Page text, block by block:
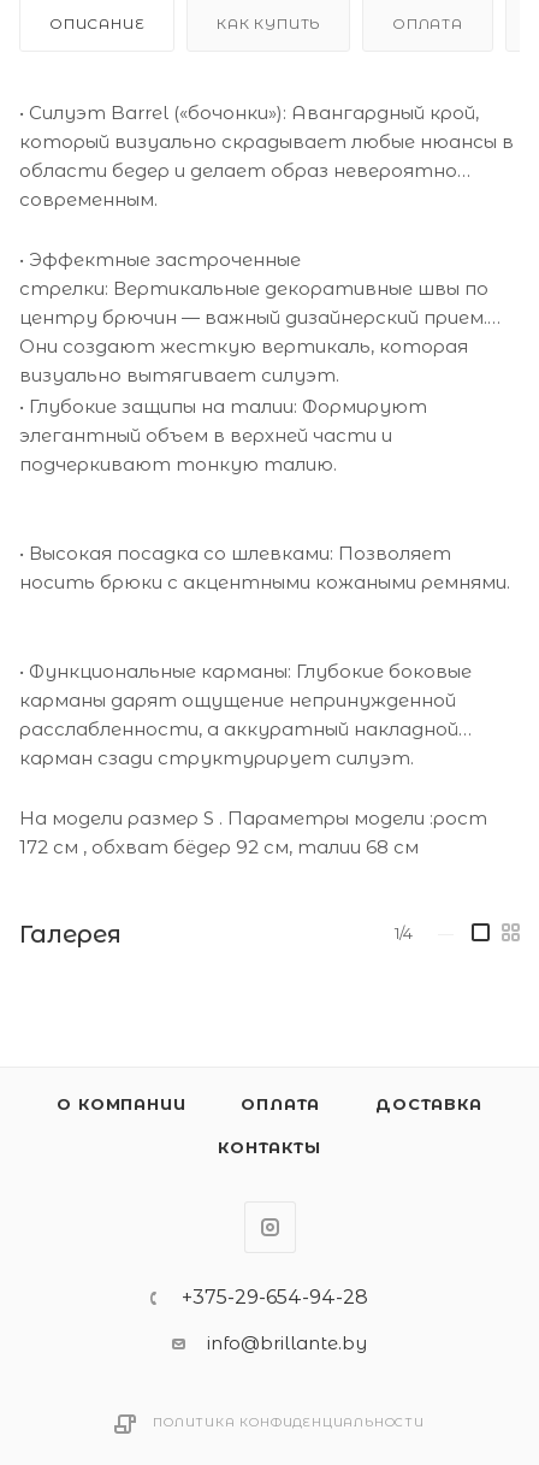
ОПИСАНИЕ КАК КУПИТЬ ОПЛАТА
• Силуэт Barrel («бочонки»): Авангардный крой,
который визуально скрадывает любые нюансы в
области бедер и делает образ невероятно
современным.
• Эффектные застроченные
стрелки: Вертикальные декоративные швы по
центру брючин — важный дизайнерский прием.
Они создают жесткую вертикаль, которая
визуально вытягивает силуэт.
• Глубокие защипы на талии: Формируют
элегантный объем в верхней части и
подчеркивают тонкую талию.
• Высокая посадка со шлевками: Позволяет
носить брюки с акцентными кожаными ремнями.
• Функциональные карманы: Глубокие боковые
карманы дарят ощущение непринужденной
расслабленности, а аккуратный накладной
карман сзади структурирует силуэт.
На модели размер S . Параметры модели :рост
172 см , обхват бёдер 92 см, талии 68 см
Галерея 1/4
О КОМПАНИИ ОПЛАТА ДОСТАВКА
КОНТАКТЫ
+375-29-654-94-28
info@brillante.by
ПОЛИТИКА КОНФИДЕНЦИАЛЬНОСТИ